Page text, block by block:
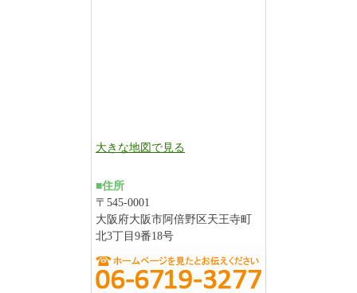
大きな地図で見る
■住所
〒545-0001
大阪府大阪市阿倍野区天王寺町
北3丁目9番18号